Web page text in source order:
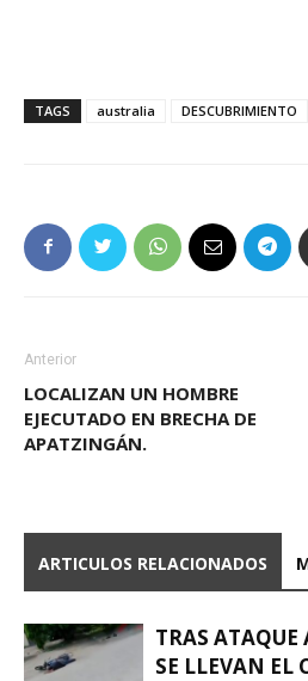
TAGS australia DESCUBRIMIENTO
Anterior
LOCALIZAN UN HOMBRE
EJECUTADO EN BRECHA DE
APATZINGÁN.
ARTICULOS RELACIONADOS
TRAS ATAQUE
SE LLEVAN EL